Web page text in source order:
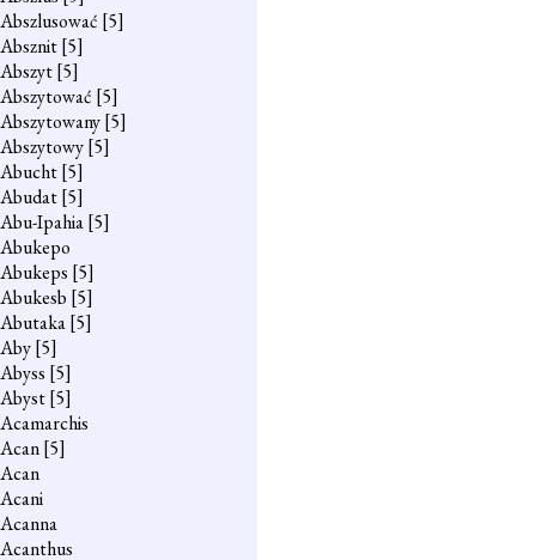
Abszlusować [5]
Absznit[5]
Abszyt[5]
Abszytować [5]
Abszytowany[5]
Abszytowy[5]
Abucht[5]
Abudat[5]
Abu-Ipahia[5]
Abukepo
Abukeps [5]
Abukesb [5]
Abutaka[5]
Aby[5]
Abyss [5]
Abyst[5]
Acamarchis
Acan[5]
Acan
Acani
Acanna
Acanthus